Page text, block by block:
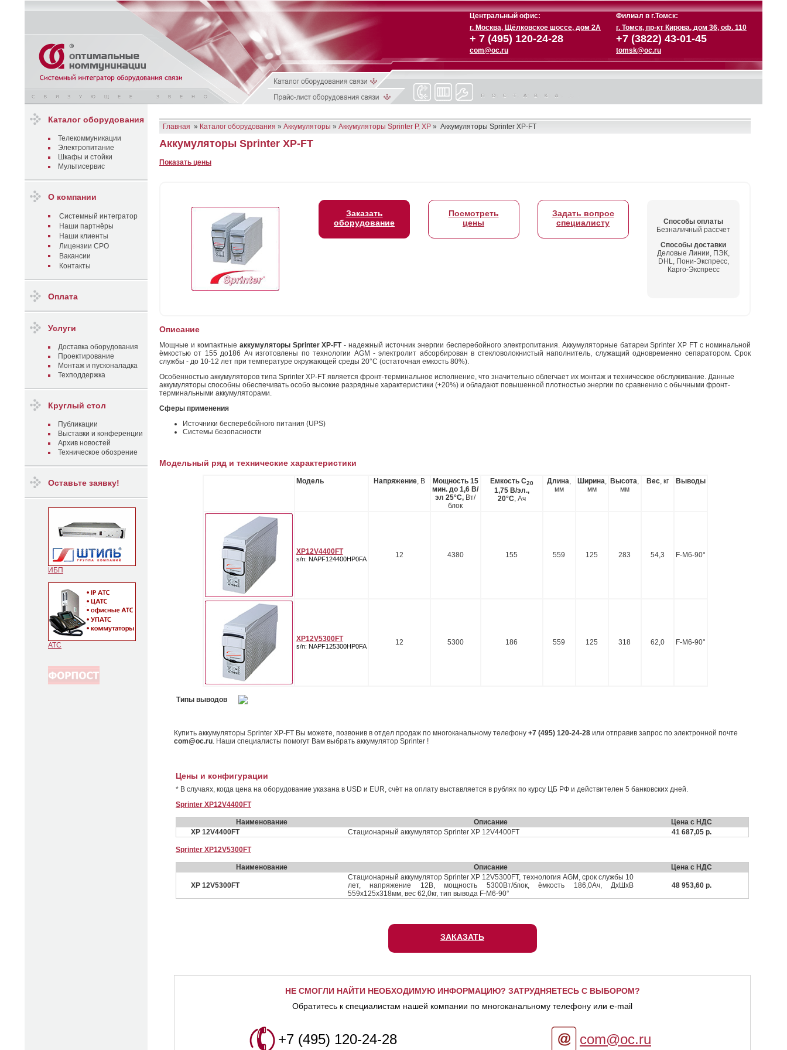
Центральный офис:
Филиал в г.Томск:
г. Москва, Щёлковское шоссе, дом 2А
г. Томск, пр-кт Кирова, дом 36, оф. 110
+ 7 (495) 120-24-28 +7 (3822) 43-01-45
com@oc.ru tomsk@oc.ru
Каталог оборудования
Телекоммуникации
Электропитание
Шкафы и стойки
Мультисервис
О компании
Системный интегратор
Наши партнёры
Наши клиенты
Лицензии СРО
Вакансии
Контакты
Оплата
Услуги
Доставка оборудования
Проектирование
Монтаж и пусконаладка
Техподдержка
Круглый стол
Публикации
Выставки и конференции
Архив новостей
Техническое обозрение
Оставьте заявку!
ИБП
АТС
Главная » Каталог оборудования » Аккумуляторы » Аккумуляторы Sprinter P, XP » Аккумуляторы Sprinter XP-FT
Аккумуляторы Sprinter XP-FT
Показать цены
Заказать
оборудование
Посмотреть
цены
Задать вопрос
специалисту
Способы оплаты
Безналичный рассчет
Способы доставки
Деловые Линии, ПЭК,
DHL, Пони-Экспресс,
Карго-Экспресс
Описание
Мощные и компактные аккумуляторы Sprinter XP-FT- надежный источник энергии бесперебойного электропитания. Аккумуляторные батареи Sprinter XP FT с номинальной
ёмкостью от 155 до186 Ач изготовлены по технологии AGM - электролит абсорбирован в стекловолокнистый наполнитель, служащий одновременно сепаратором. Срок
службы - до 10-12 лет при температуре окружающей среды 20°C (остаточная емкость 80%).
Особенностью аккумуляторов типа Sprinter XP-FT является фронт-терминальное исполнение, что значительно облегчает их монтаж и техническое обслуживание. Данные
аккумуляторы способны обеспечивать особо высокие разрядные характеристики (+20%) и обладают повышенной плотностью энергии по сравнению с обычными фронт-
терминальными аккумуляторами.
Сферы применения
Источники бесперебойного питания (UPS)
Системы безопасности
Модельный ряд и технические характеристики
Модель Напряжение, В
Мощность 15
мин. до 1,6 В/
эл 25°C, Вт/
блок
Емкость С20
1,75 В/эл.,
20°С, Ач
Длина,
мм
Ширина,
мм
Высота,
мм
Вес, кг Выводы
XP12V4400FT
s/n: NAPF124400HP0FA 12 4380 155 559 125 283 54,3 F-M6-90°
XP12V5300FT
s/n: NAPF125300HP0FA 12 5300 186 559 125 318 62,0 F-M6-90°
Типы выводов
Купить аккумуляторы Sprinter XP-FT Вы можете, позвонив в отдел продаж по многоканальному телефону +7 (495) 120-24-28 или отправив запрос по электронной почте
com@oc.ru. Наши специалисты помогут Вам выбрать аккумулятор Sprinter !
Цены и конфигурации
* В случаях, когда цена на оборудование указана в USD и EUR, счёт на оплату выставляется в рублях по курсу ЦБ РФ и действителен 5 банковских дней.
Sprinter XP12V4400FT
Наименование Описание
Цена с НДС
XP 12V4400FT
Стационарный аккумулятор Sprinter XP 12V4400FT 41 687,05 р.
Sprinter XP12V5300FT
Наименование Описание Цена с НДС
XP 12V5300FT
Стационарный аккумулятор Sprinter XP 12V5300FT, технология AGM, срок службы 10
лет, напряжение 12В, мощность 5300Вт/блок, ёмкость 186,0Ач, ДхШхВ
559x125x318мм, вес 62,0кг, тип вывода F-M6-90°
48 953,60 р.
ЗАКАЗАТЬ
НЕ СМОГЛИ НАЙТИ НЕОБХОДИМУЮ ИНФОРМАЦИЮ? ЗАТРУДНЯЕТЕСЬ С ВЫБОРОМ?
Обратитесь к специалистам нашей компании по многоканальному телефону или e-mail
+7 (495) 120-24-28 com@oc.ru